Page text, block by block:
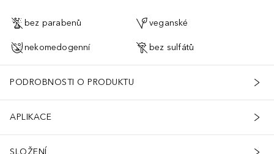
bez parabenů veganské
nekomedogenní bez sulfátů
PODROBNOSTI O PRODUKTU
APLIKACE